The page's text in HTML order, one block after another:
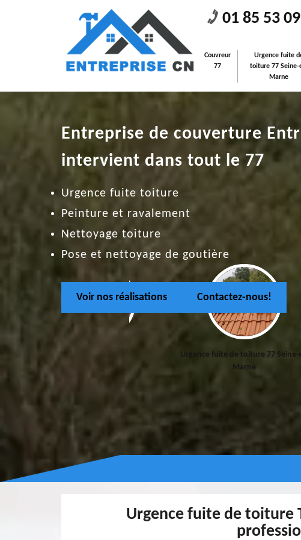
01 85 53
Couvreur
77
Urgence fuite
toiture 77 Seine-
Marne
Entreprise de couverture
intervient dans tout le 77
Urgence fuite toiture
Peinture et ravalement
Nettoyage toiture
Pose et nettoyage de goutière
Voir nos réalisations Contactez-nous!
Urgence fuite de toiture 77 Seine-et-
Marne
Urgence fuite de toiture